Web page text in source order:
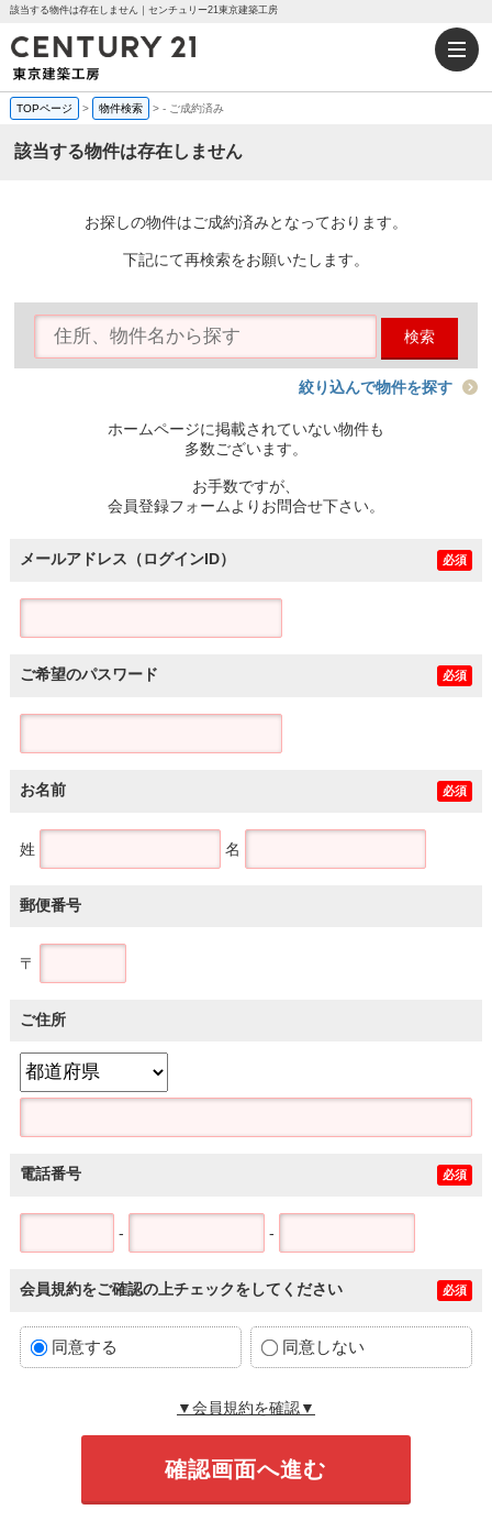
該当する物件は存在しません｜センチュリー21東京建築工房
TOPページ > 物件検索 >- ご成約済み
該当する物件は存在しません
お探しの物件はご成約済みとなっております。
下記にて再検索をお願いたします。
検索
絞り込んで物件を探す
ホームページに掲載されていない物件も
多数ございます。
お手数ですが、
会員登録フォームよりお問合せ下さい。
メールアドレス（ログインID） 必須
ご希望のパスワード 必須
お名前 必須
姓 名
郵便番号
〒
ご住所
電話番号 必須
- -
会員規約をご確認の上チェックをしてください 必須
同意する 同意しない
▼会員規約を確認▼